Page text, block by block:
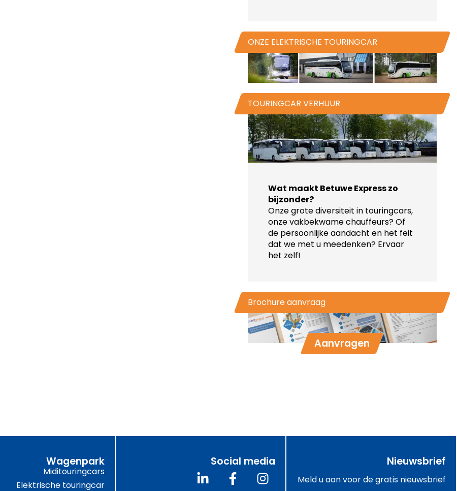
ONZE ELEKTRISCHE TOURINGCAR
TOURINGCAR VERHUUR
Wat maakt Betuwe Express zo
bijzonder?
Onze grote diversiteit in touringcars,
onze vakbekwame chauffeurs? Of
de persoonlijke aandacht en het feit
dat we met u meedenken? Ervaar
het zelf!
Brochure aanvraag
Aanvragen
Wagenpark
Miditouringcars
Elektrische touringcar
Social media Nieuwsbrief
Meld u aan voor de gratis nieuwsbrief